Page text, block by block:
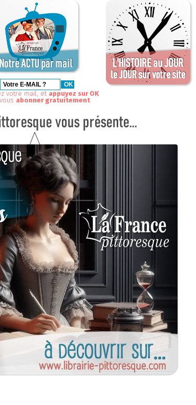
votre mail, et appuyez sur OK
abonner gratuitement